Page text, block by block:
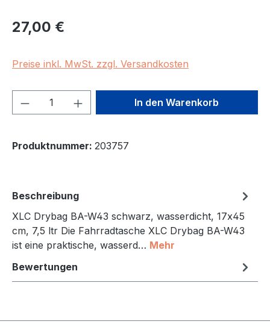
Regulärer Preis:
27,00 €
Preise inkl. MwSt. zzgl. Versandkosten
Produkt Anzahl: Gib denIn den Warenkorb
Produktnummer: 203757
Beschreibung
XLC Drybag BA-W43 schwarz, wasserdicht, 17x45
cm, 7,5 ltr Die Fahrradtasche XLC Drybag BA-W43
ist eine praktische, wasserd… Mehr
Bewertungen